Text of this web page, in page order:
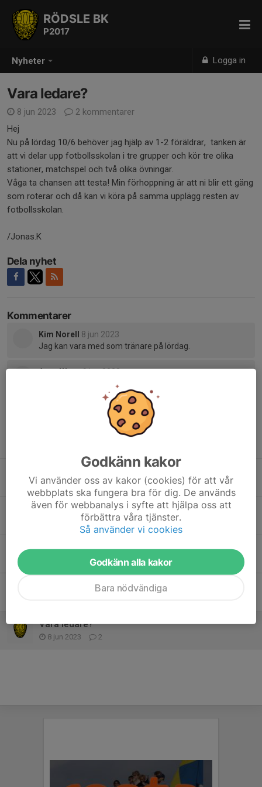
Nyheter Logga in
RÖDSLE BK
P2017
Vara ledare?
8 jun 2023
2 kommentarer
Hej
Nu på lördag 10/6 behöver jag hjälp av 1-2 föräldrar, tanken är
att vi delar upp fotbollsskolan i tre grupper och kör tre olika
stationer, matchspel och två olika övningar.
Våga ta chansen att testa! Min förhoppning är att ni blir ett gäng
som roterar och då kan vi köra på samma upplägg resten av
fotbollsskolan.
/Jonas.K
Dela nyhet
Kommentarer
Kim Norell
8 jun 2023
Jag kan vara med som tränare på lördag.
Anna Wass9 jun 2023
Jag kan också ställa upp imorgon om det inte är för
mycket rörelse för mig :) har en någorlunda ny opererad
30 sep 2023 0
Fotbollsträning
17 sep 2023 0
Nya ledare
0
Nu kör vi igång efter sommarlovet
Vara ledare?
8 jun 2023 2
Godkänn kakor
Vi använder oss av kakor (cookies) för att vår
webbplats ska fungera bra för dig. De används
även för webbanalys i syfte att hjälpa oss att
förbättra våra tjänster.
Så använder vi cookies
Godkänn alla kakor
Bara nödvändiga